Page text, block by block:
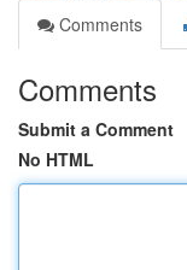
Comments
Comments
Submit a Comment
No HTML